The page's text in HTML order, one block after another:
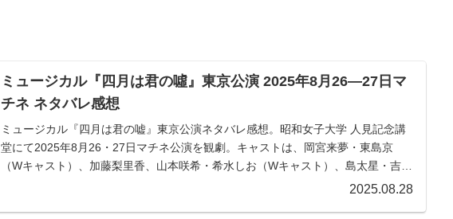
ミュージカル『四月は君の噓』東京公演 2025年8月26―27日マ
チネ ネタバレ感想
ミュージカル『四月は君の嘘』東京公演ネタバレ感想。昭和女子大学 人見記念講
堂にて2025年8月26・27日マチネ公演を観劇。キャストは、岡宮来夢・東島京
（Wキャスト）、加藤梨里香、山本咲希・希水しお（Wキャスト）、島太星・吉原
雅斗（Ｗキャスト）、鈴木結加里、原慎一郎、武内耕、三木麻衣子、内海大輔、
2025.08.28